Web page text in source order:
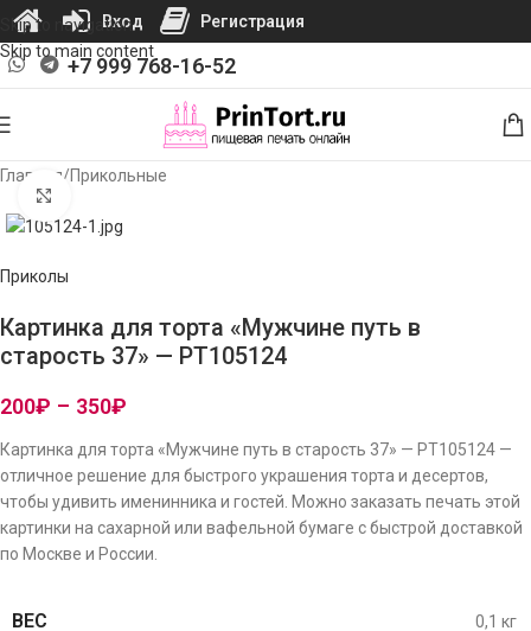
Skip to navigation
Skip to main content
+7 999 768-16-52
Главная/Прикольные
Приколы
Картинка для торта «Мужчине путь в
старость 37» — PT105124
200₽ – 350₽
Картинка для торта «Мужчине путь в старость 37» — PT105124 —
отличное решение для быстрого украшения торта и десертов,
чтобы удивить именинника и гостей. Можно заказать печать этой
картинки на сахарной или вафельной бумаге с быстрой доставкой
по Москве и России.
ВЕС 0,1 кг
Вход Регистрация